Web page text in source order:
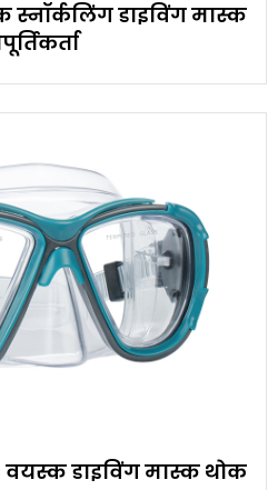
डाइविंग मास्क
वयस्क डाइविंग मास्क थोक